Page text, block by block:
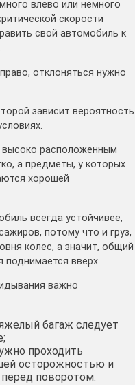
влево или немного
скорости
свой автомобиль к
отклоняться нужно
зависит вероятность
расположенным
а предметы, у которых
хорошей
всегда устойчивее,
потому что и груз,
колес, а значит, общий
поднимается вверх.
важно
багаж следует
проходить
осторожностью и
поворотом.